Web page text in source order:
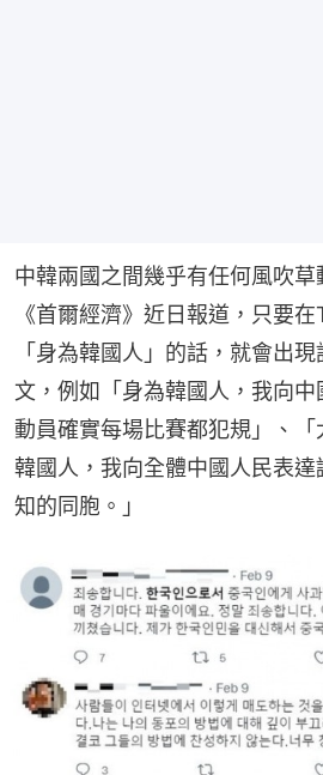
中韓兩國之間幾乎有任何風吹草
《首爾經濟》近日報道，只要
「身為韓國人」的話，就會出
文，例如「身為韓國人，我向
動員確實每場比賽都犯規」、
韓國人，我向全體中國人民表
知的同胞。」